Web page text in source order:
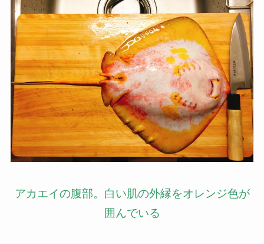
アカエイの腹部。白い肌の外縁をオレンジ色が
囲んでいる